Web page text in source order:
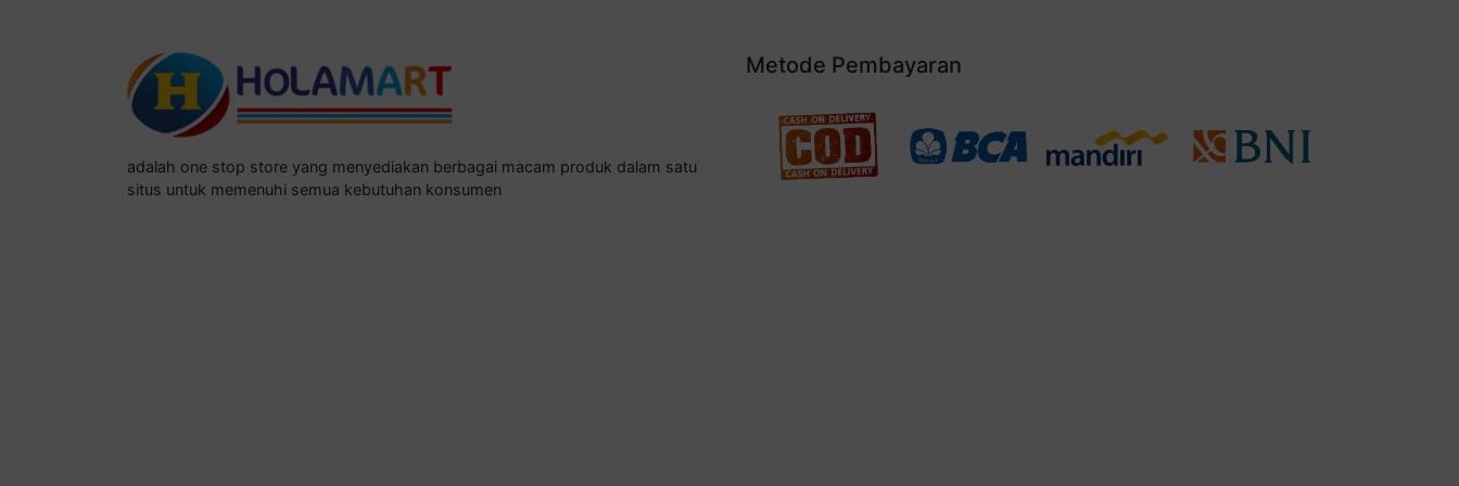
adalah one stop store yang menyediakan berbagai macam produk dalam satu
situs untuk memenuhi semua kebutuhan konsumen
Metode Pembayaran